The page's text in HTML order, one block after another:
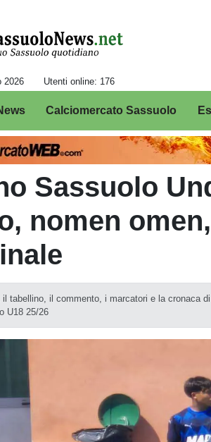
2026 Utenti online: 176
Calciomercato Sassuolo
Sassuolo
nomen
il tabellino, il commento, i marcatori e la cronaca
U18 25/26